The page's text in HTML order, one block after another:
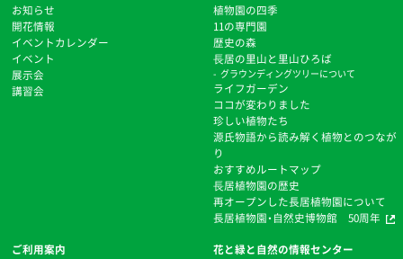
お知らせ
開花情報
イベントカレンダー
イベント
展示会
講習会
植物園の四季
11の専門園
歴史の森
⻑居の里山と里山ひろば
グラウンディングツリーについて
ライフガーデン
ココが変わりました
珍しい植物たち
源氏物語から読み解く植物とのつなが
り
おすすめルートマップ
⻑居植物園の歴史
再オープンした長居植物園について
長居植物園・自然史博物館 50周年
ご利用案内
花と緑と自然の情報センター